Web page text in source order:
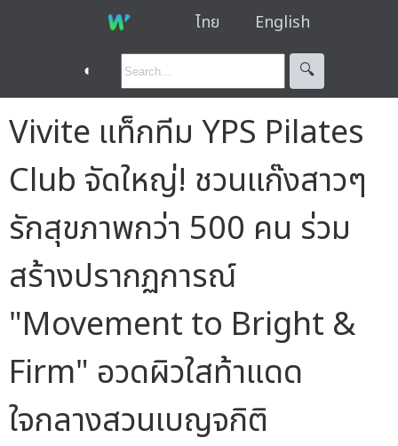
ไทย English
◐ 🔍︎
Vivite แท็กทีม YPS Pilates
Club จัดใหญ่! ชวนแก๊งสาวๆ
รักสุขภาพกว่า 500 คน ร่วม
สร้างปรากฏการณ์
"Movement to Bright &
Firm" อวดผิวใสท้าแดด
ใจกลางสวนเบญจกิติ